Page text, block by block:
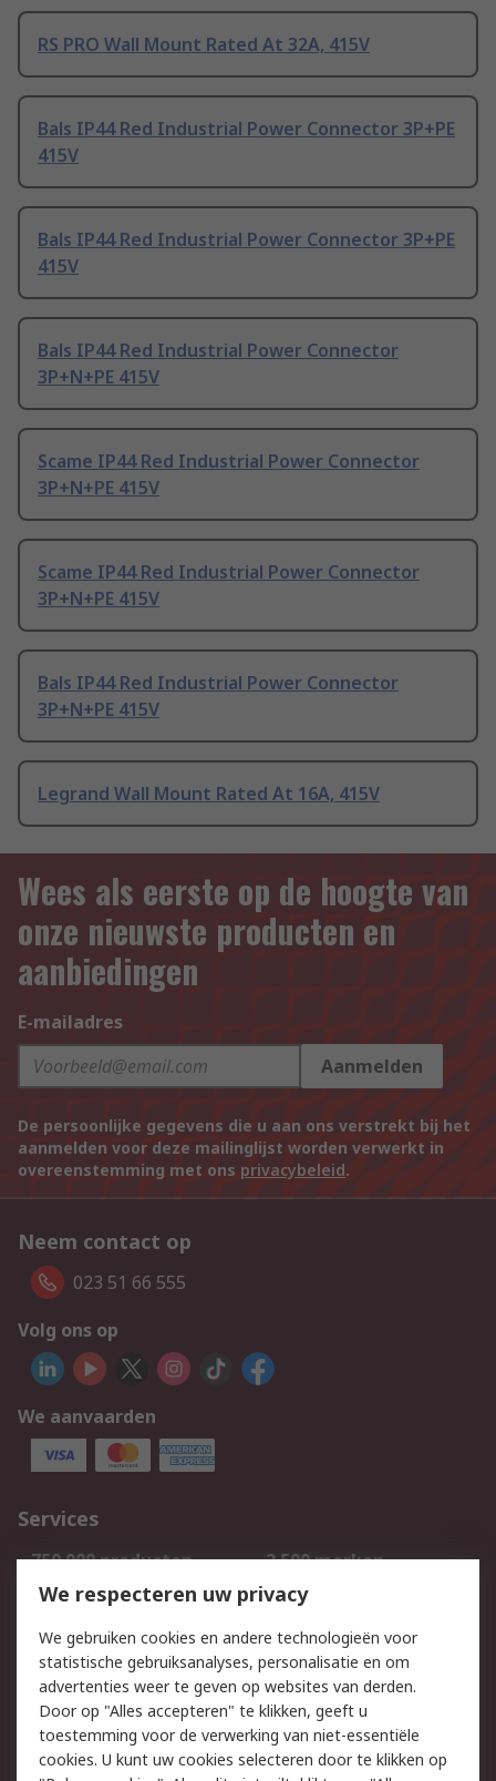
RS PRO Wall Mount Rated At 32A, 415V
Bals IP44 Red Industrial Power Connector 3P+PE
415V
Bals IP44 Red Industrial Power Connector 3P+PE
415V
Bals IP44 Red Industrial Power Connector
3P+N+PE 415V
Scame IP44 Red Industrial Power Connector
3P+N+PE 415V
Scame IP44 Red Industrial Power Connector
3P+N+PE 415V
Bals IP44 Red Industrial Power Connector
3P+N+PE 415V
Legrand Wall Mount Rated At 16A, 415V
Wees als eerste op de hoogte van
onze nieuwste producten en
aanbiedingen
E-mailadres
Aanmelden
De persoonlijke gegevens die u aan ons verstrekt bij het
aanmelden voor deze mailinglijst worden verwerkt in
overeenstemming met ons privacybeleid.
Neem contact op
023 51 66 555
Volg ons op
We aanvaarden
Services
750.000 producten
2.500 merken
Bestellen
Inkoopoplossingen
Track & Trace
Wettelijk
Cookiebeleid
Email veiligheid
We respecteren uw privacy
We gebruiken cookies en andere technologieën voor
statistische gebruiksanalyses, personalisatie en om
advertenties weer te geven op websites van derden.
Door op "Alles accepteren" te klikken, geeft u
toestemming voor de verwerking van niet-essentiële
cookies. U kunt uw cookies selecteren door te klikken op